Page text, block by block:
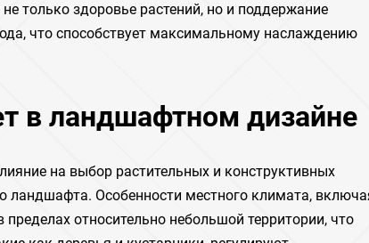
только здоровье растений, но и поддержание
что способствует максимальному наслаждению
в ландшафтном дизайне
на выбор растительных и конструктивных
ландшафта. Особенности местного климата,
относительно небольшой территории, что